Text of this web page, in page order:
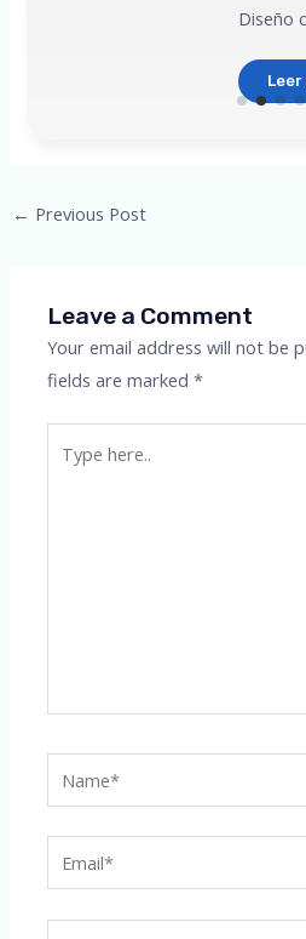
Diseño
Leer
Post
← Previous Post
Leave a Comment
Your email address will not be
fields are marked*
here..